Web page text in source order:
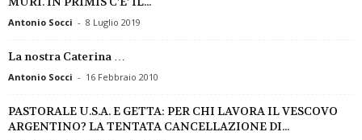
Antonio Socci - 8 Luglio 2019
La nostra Caterina …
Antonio Socci - 16 Febbraio 2010
PASTORALE U.S.A. E GETTA: PER CHI LAVORA IL VESCOVO
ARGENTINO? LA TENTATA CANCELLAZIONE DI...